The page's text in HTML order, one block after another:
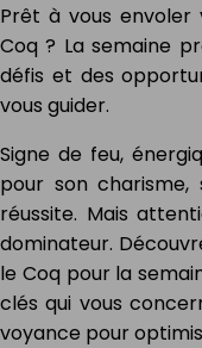
Prêt à vous envoler
Coq ? La semaine
défis et des
vous guider.
Signe de feu,
pour son
réussite. Mais
dominateur.
le Coq pour la
clés qui vous
voyance pour